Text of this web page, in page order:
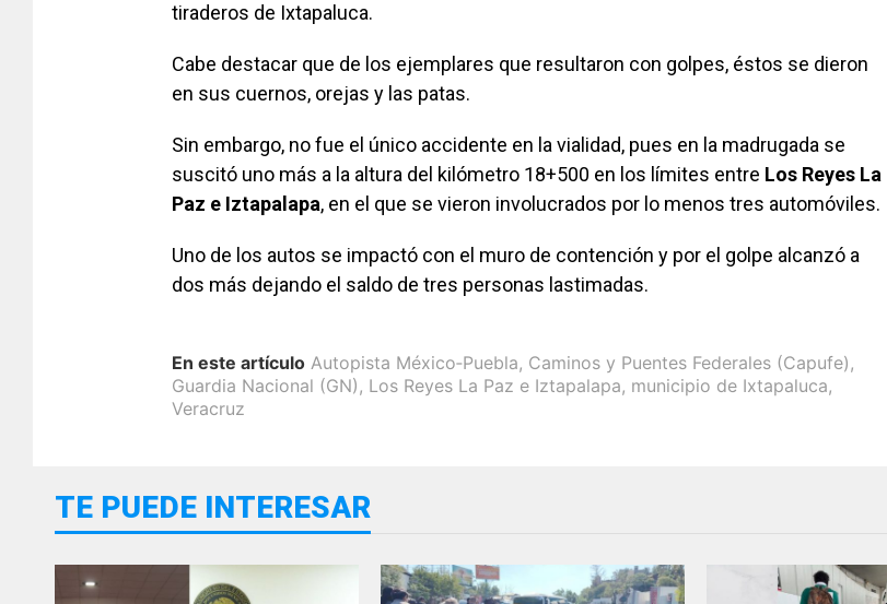
tiraderos de Ixtapaluca.
Cabe destacar que de los ejemplares que resultaron con golpes, éstos se dieron
en sus cuernos, orejas y las patas.
Sin embargo, no fue el único accidente en la vialidad, pues en la madrugada se
suscitó uno más a la altura del kilómetro 18+500 en los límites entre Los Reyes La
Paz e Iztapalapa, en el que se vieron involucrados por lo menos tres automóviles.
Uno de los autos se impactó con el muro de contención y por el golpe alcanzó a
dos más dejando el saldo de tres personas lastimadas.
En este artículo Autopista México‑Puebla, Caminos y Puentes Federales (Capufe),
Guardia Nacional (GN), Los Reyes La Paz e Iztapalapa, municipio de Ixtapaluca,
Veracruz
TE PUEDE INTERESAR